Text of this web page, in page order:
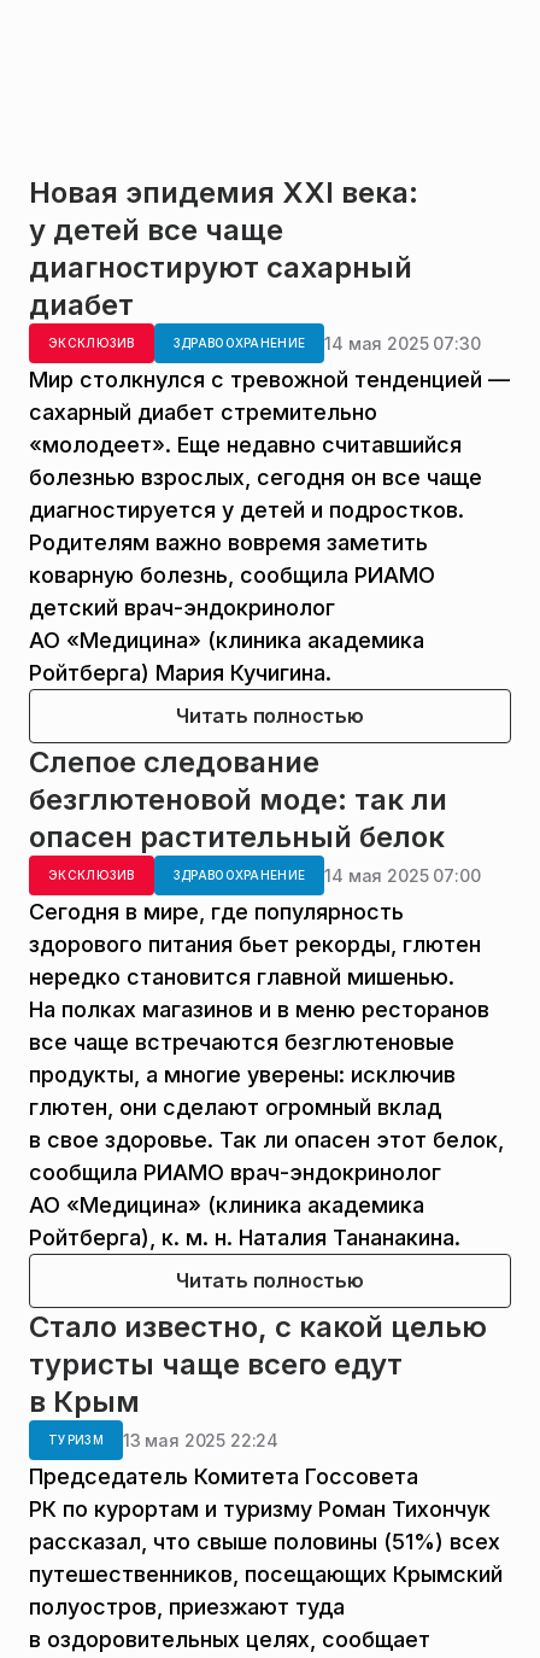
Новая эпидемия XXI века:
у детей все чаще
диагностируют сахарный
диабет
ЭКСКЛЮЗИВ ЗДРАВООХРАНЕНИЕ 14 мая 2025 07:30
Мир столкнулся с тревожной тенденцией —
сахарный диабет стремительно
«молодеет». Еще недавно считавшийся
болезнью взрослых, сегодня он все чаще
диагностируется у детей и подростков.
Родителям важно вовремя заметить
коварную болезнь, сообщила РИАМО
детский врач-эндокринолог
АО «Медицина» (клиника академика
Ройтберга) Мария Кучигина.
Читать полностью
Слепое следование
безглютеновой моде: так ли
опасен растительный белок
ЭКСКЛЮЗИВ ЗДРАВООХРАНЕНИЕ 14 мая 2025 07:00
Сегодня в мире, где популярность
здорового питания бьет рекорды, глютен
нередко становится главной мишенью.
На полках магазинов и в меню ресторанов
все чаще встречаются безглютеновые
продукты, а многие уверены: исключив
глютен, они сделают огромный вклад
в свое здоровье. Так ли опасен этот белок,
сообщила РИАМО врач-эндокринолог
АО «Медицина» (клиника академика
Ройтберга), к. м. н. Наталия Тананакина.
Читать полностью
Стало известно, с какой целью
туристы чаще всего едут
в Крым
ТУРИЗМ 13 мая 2025 22:24
Председатель Комитета Госсовета
РК по курортам и туризму Роман Тихончук
рассказал, что свыше половины (51%) всех
путешественников, посещающих Крымский
полуостров, приезжают туда
в оздоровительных целях, сообщает